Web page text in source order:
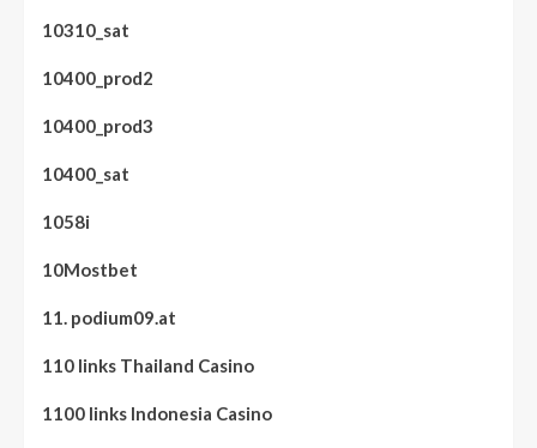
10310_sat
10400_prod2
10400_prod3
10400_sat
1058i
10Mostbet
11. podium09.at
110 links Thailand Casino
1100 links Indonesia Casino